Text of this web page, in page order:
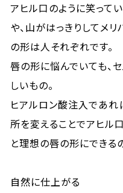
アヒル口のように笑って
や、山がはっきりしてメ
の形は人それぞれです。
唇の形に悩んでいても、
しいもの。
ヒアルロン酸注入であれ
所を変えることでアヒル
と理想の唇の形にできる
自然に仕上がる